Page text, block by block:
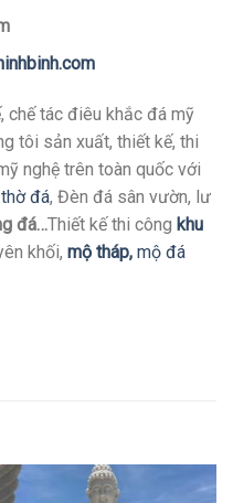
chế tác điêu khắc đá mỹ
tôi sản xuất, thiết kế, thi
nghệ trên toàn quốc với
đá, Đèn đá sân vườn, lư
đá…Thiết kế thi công khu
khối, mộ tháp, mộ đá